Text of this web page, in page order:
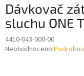
Dávkovač
sluchu ONE
4410-043-000-00
Průměrné
Neohodnoceno